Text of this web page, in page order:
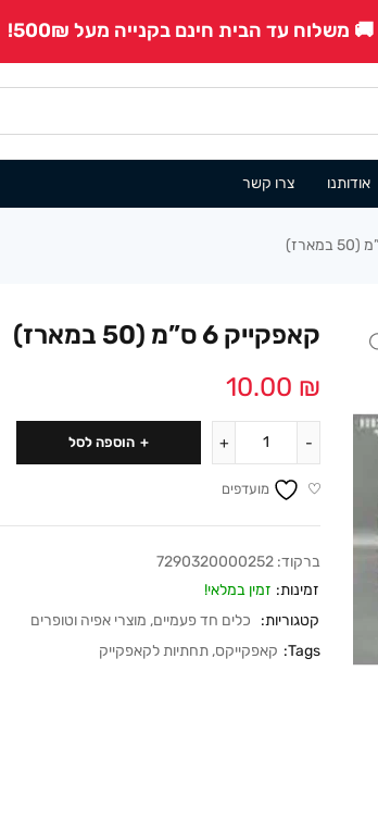
🚚 משלוח עד הבית חינם בקנייה מעל 500₪!
אודותנו צרו קשר
קאפקייק 6 ס”מ (50 במארז)
10.00 ₪
הוספה לסל
מועדפים
ברקוד: 7290320000252
זמינות: זמין במלאי!
קטגוריות:
כלים חד פעמיים, מוצרי אפיה וטופרים
Tags: קאפקייקס, תחתיות לקאפקייק